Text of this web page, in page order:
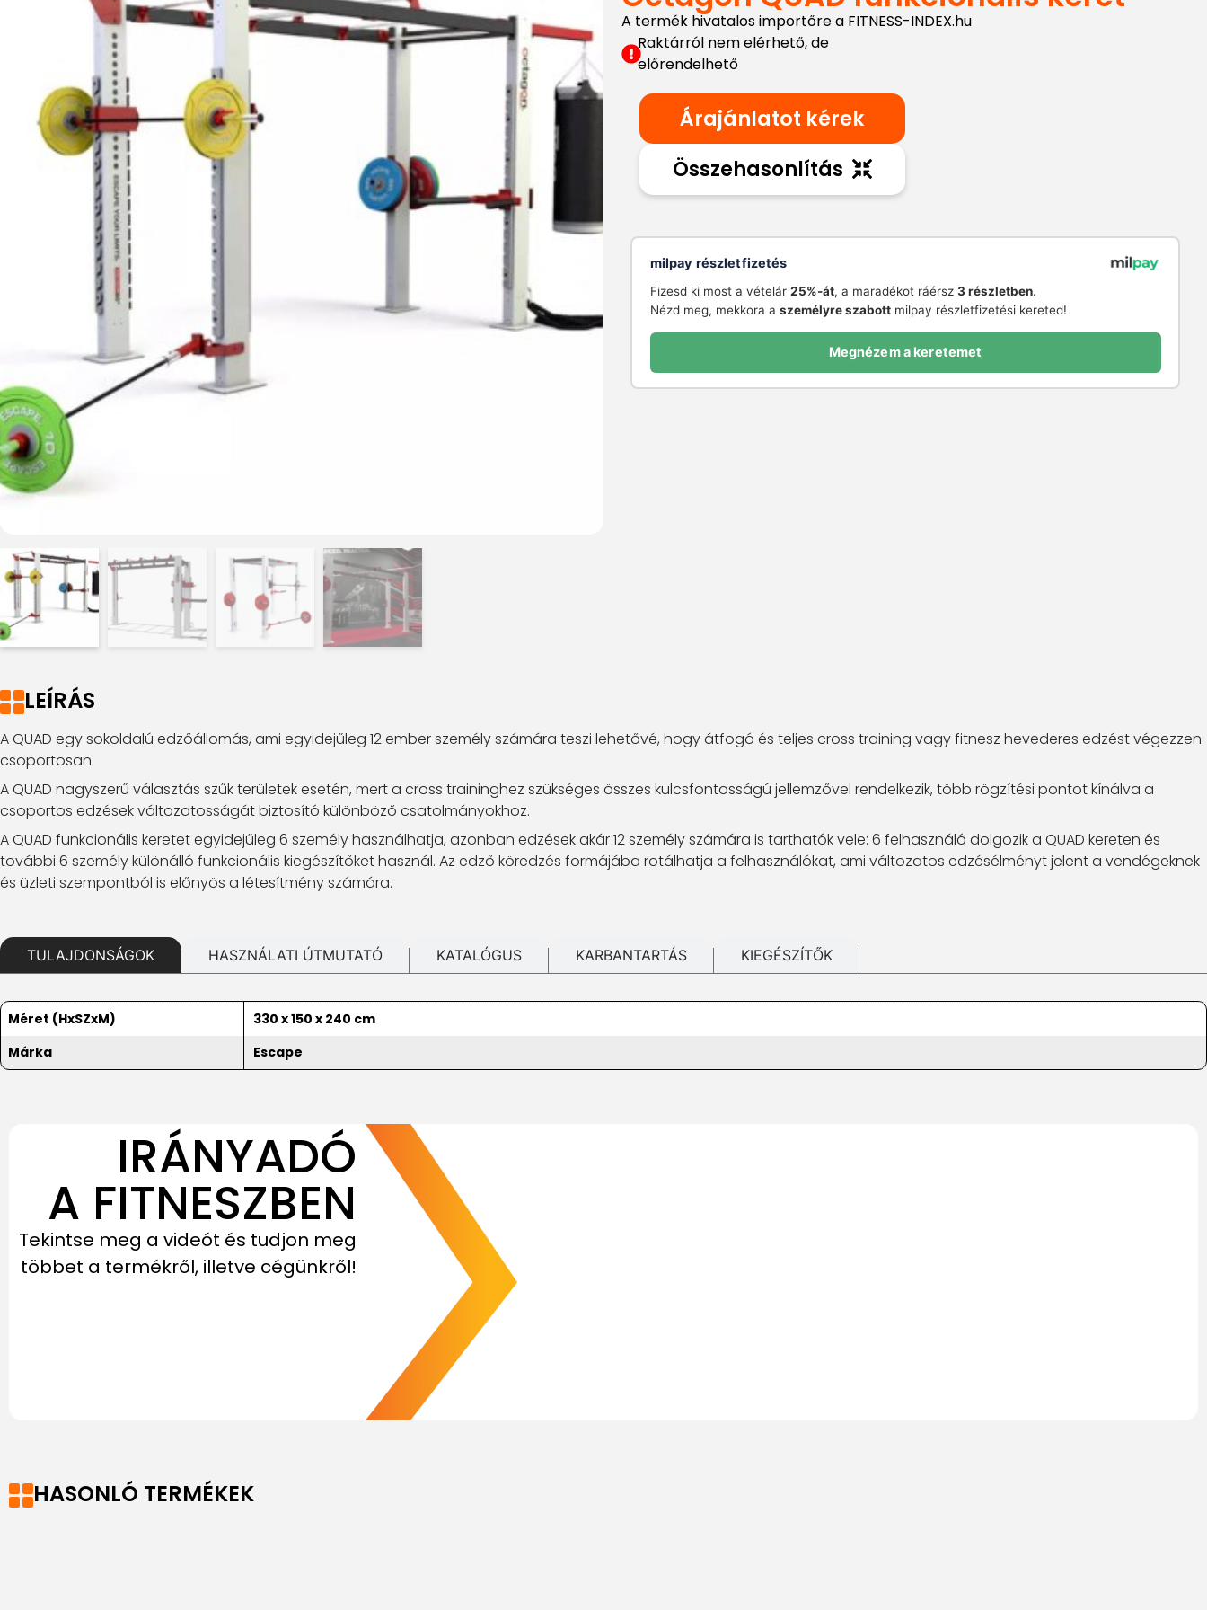
A termék hivatalos importőre a FITNESS-INDEX.hu
Raktárról nem elérhető, de
előrendelhető
Árajánlatot kérek
Összehasonlítás
milpay részletfizetés
Fizesd ki most a vételár 25%-át, a maradékot ráérsz 3 részletben.
Nézd meg, mekkora a személyre szabottmilpay részletfizetési kereted!
Megnézem a keretemet
LEÍRÁS
A QUAD egy sokoldalú edzőállomás, ami egyidejűleg 12 ember személy számára teszi lehetővé, hogy átfogó és teljes cross training vagy fitnesz hevederes edzést végezzen
csoportosan.
A QUAD nagyszerű választás szűk területek esetén, mert a cross traininghez szükséges összes kulcsfontosságú jellemzővel rendelkezik, több rögzítési pontot kínálva a
csoportos edzések változatosságát biztosító különböző csatolmányokhoz.
A QUAD funkcionális keretet egyidejűleg 6 személy használhatja, azonban edzések akár 12 személy számára is tarthatók vele: 6 felhasználó dolgozik a QUAD kereten és
további 6 személy különálló funkcionális kiegészítőket használ. Az edző köredzés formájába rotálhatja a felhasználókat, ami változatos edzésélményt jelent a vendégeknek
és üzleti szempontból is előnyös a létesítmény számára.
TULAJDONSÁGOK HASZNÁLATI ÚTMUTATÓ KATALÓGUS KARBANTARTÁS KIEGÉSZÍTŐK
Méret (HxSZxM)
330 x 150 x 240 cm
Márka
Escape
IRÁNYADÓ
A FITNESZBEN
Tekintse meg a videót és tudjon meg
többet a termékről, illetve cégünkről!
HASONLÓ TERMÉKEK